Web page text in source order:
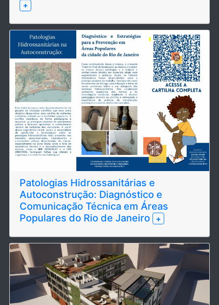
+
Patologias Hidrossanitárias e
Autoconstrução: Diagnóstico e
Comunicação Técnica em Áreas
Populares do Rio de Janeiro
+